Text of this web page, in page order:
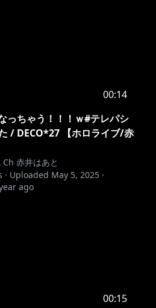
00:14
っちゃう！！！ｗ#テレパシ
/ DECO*27 【ホロライブ/赤
Ch 赤井はあと
· Uploaded May 5, 2025 ·
ago
00:15